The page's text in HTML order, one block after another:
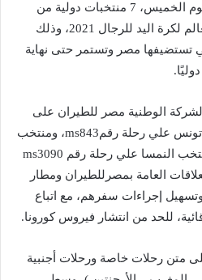
غادر مطار القاهرة الدولي، اليوم الخميس، 7 منتخبات دولية من
المشاركين في بطولة كأس العالم لكرة اليد للرجال 2021، وذلك
تستضيفها مصر وتستمر حتى نهاية
الوطنية مصر للطيران على
متن طائراتها 3 منتخبات هي ( تونس علي رحلة رقمms843، ومنتخب
الكونغو علي رحلة ms799، ومنتخب النمسا علي رحلة رقم ms3090
العامة بمصرللطيران ومطار
وتسهيل إجراءات سفرهم، مع اتباع
للحد من انتشار فيروس كورونا.
أخرين على متن رحلات خاصة ورحلات أجنبية